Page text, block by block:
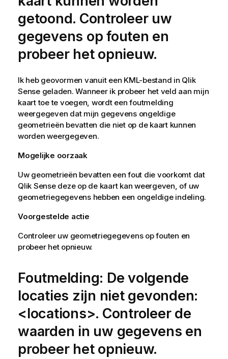
getoond. Controleer uw
gegevens op fouten en
probeer het opnieuw.
Ik heb geovormen vanuit een KML-bestand in Qlik
Sensegeladen. Wanneer ik probeer het veld aan mijn
kaart toe te voegen, wordt een foutmelding
weergegeven dat mijn gegevens ongeldige
geometrieën bevatten die niet op de kaart kunnen
worden weergegeven.
Mogelijke oorzaak
Uw geometrieën bevatten een fout die voorkomt dat
Qlik Sensedeze op de kaart kan weergeven, of uw
geometriegegevens hebben een ongeldige indeling.
Voorgestelde actie
Controleer uw geometriegegevens op fouten en
probeer het opnieuw.
Foutmelding: De volgende
locaties zijn niet gevonden:
<locations>. Controleer de
waarden in uw gegevens en
probeer het opnieuw.